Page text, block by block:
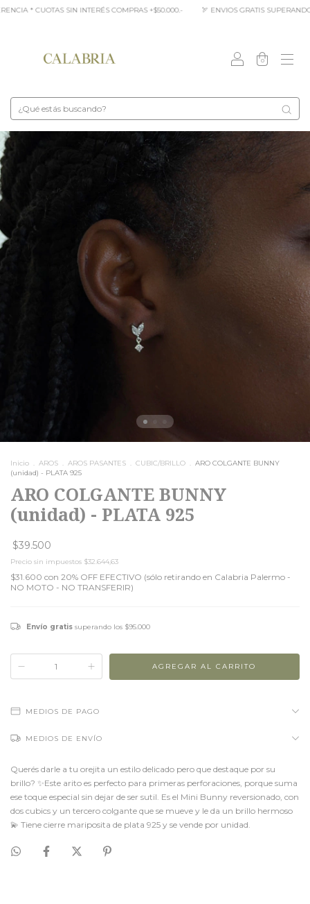
SIN INTERÉS COMPRAS +$50.000.- 🏹 ENVIOS GRATIS SUPERANDO LOS
0
Inicio . AROS . AROS PASANTES . CUBIC/BRILLO . ARO COLGANTE BUNNY
(unidad) - PLATA 925
ARO COLGANTE BUNNY
(unidad) - PLATA 925
$39.500
Precio sin impuestos $32.644,63
$31.600 con 20% OFF EFECTIVO (sólo retirando en Calabria Palermo -
NO MOTO - NO TRANSFERIR)
Envío gratis superando los $95.000
MEDIOS DE PAGO
MEDIOS DE ENVÍO
Querés darle a tu orejita un estilo delicado pero que destaque por su
brillo? ✨Este arito es perfecto para primeras perforaciones, porque suma
ese toque especial sin dejar de ser sutil. Es el Mini Bunny reversionado, con
dos cubics y un tercero colgante que se mueve y le da un brillo hermoso
💫 Tiene cierre mariposita de plata 925 y se vende por unidad.